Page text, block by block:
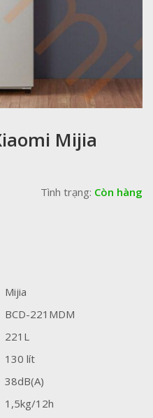
Mijia
Tình trạng: Còn hàng
Mijia
BCD-221MDM
221L
130 lít
38dB(A)
1,5kg/12h